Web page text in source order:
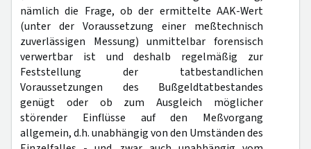
nämlich die Frage, ob der ermittelte AAK-Wert
(unter der Voraussetzung einer meßtechnisch
zuverlässigen Messung) unmittelbar forensisch
verwertbar ist und deshalb regelmäßig zur
Feststellung der tatbestandlichen
Voraussetzungen des Bußgeldtatbestandes
genügt oder ob zum Ausgleich möglicher
störender Einflüsse auf den Meßvorgang
allgemein, d.h. unabhängig von den Umständen des